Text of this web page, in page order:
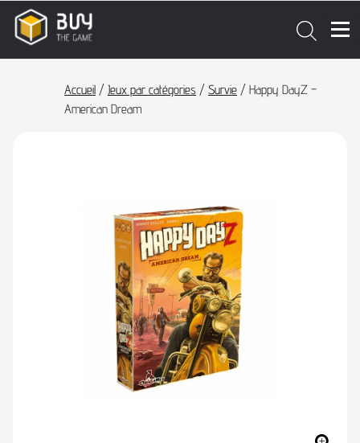
Accueil / Jeux par catégories / Survie / Happy DayZ –
American Dream